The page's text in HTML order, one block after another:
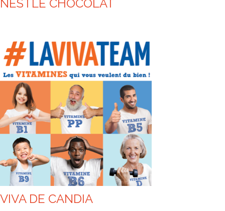
NESTLÉ CHOCOLAT
VIVA DE CANDIA